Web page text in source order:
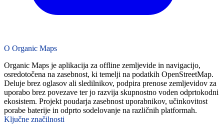
O Organic Maps
Organic Maps je aplikacija za offline zemljevide in navigacijo,
osredotočena na zasebnost, ki temelji na podatkih OpenStreetMap.
Deluje brez oglasov ali sledilnikov, podpira prenose zemljevidov za
uporabo brez povezave ter jo razvija skupnostno voden odprtokodni
ekosistem. Projekt poudarja zasebnost uporabnikov, učinkovitost
porabe baterije in odprto sodelovanje na različnih platformah.
Ključne značilnosti